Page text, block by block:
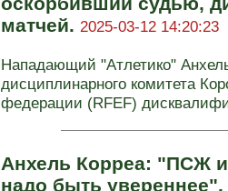
матчей. 2025-03-12 14:20:23
Нападающий "Атлетико"
дисциплинарного комитета
федерации (RFEF)
Анхель Корреа: "ПСЖ
надо быть увереннее".